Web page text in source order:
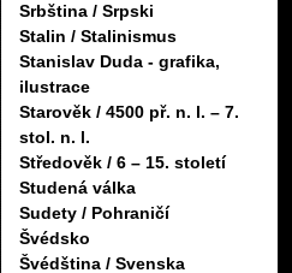
Srbština / Srpski
Stalin / Stalinismus
Stanislav Duda - grafika,
ilustrace
Starověk / 4500 př. n. l. – 7.
stol. n. l.
Středověk / 6 – 15. století
Studená válka
Sudety / Pohraničí
Švédsko
Švédština / Svenska